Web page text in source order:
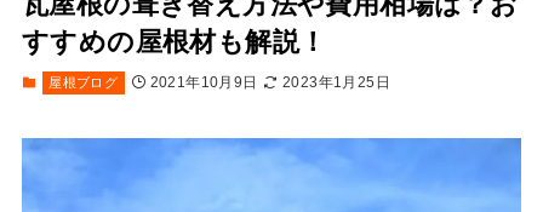
すすめの屋根材も解説！
屋根ブログ 2021年10月9日 2023年1月25日